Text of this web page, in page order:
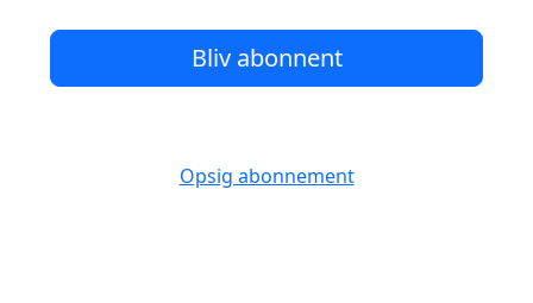
Bliv abonnent
Opsig abonnement